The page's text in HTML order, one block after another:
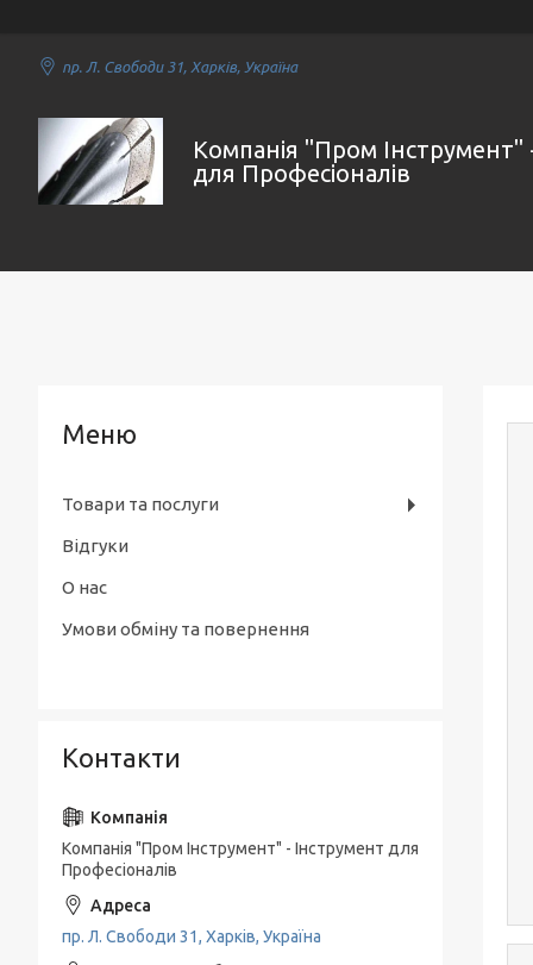
пр. Л. Свободи 31, Харків, Україна
Компанія "Пром Інструмент"
для Професіоналів
Товари та послуги
Відгуки
О нас
Умови обміну та повернення
Контакти
Компанія "Пром Інструмент" - Інструмент для
Професіоналів
пр. Л. Свободи 31, Харків, Україна